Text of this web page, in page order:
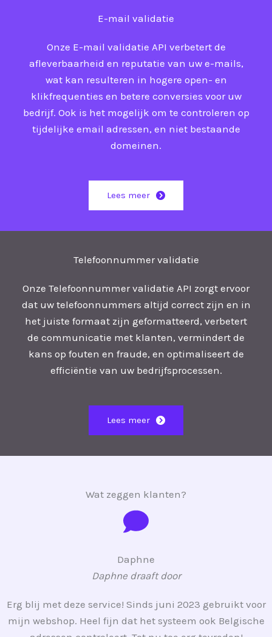
E-mail validatie
Onze E-mail validatie API verbetert de
afleverbaarheid en reputatie van uw e-mails,
wat kan resulteren in hogere open- en
klikfrequenties en betere conversies voor uw
bedrijf. Ook is het mogelijk om te controleren op
tijdelijke email adressen, en niet bestaande
domeinen.
Lees meer
Telefoonnummer validatie
Onze Telefoonnummer validatie API zorgt ervoor
dat uw telefoonnummers altijd correct zijn en in
het juiste formaat zijn geformatteerd, verbetert
de communicatie met klanten, vermindert de
kans op fouten en fraude, en optimaliseert de
efficiëntie van uw bedrijfsprocessen.
Lees meer
Wat zeggen klanten?
Daphne
Daphne draaft door
Erg blij met deze service! Sinds juni 2023 gebruikt voor
mijn webshop. Heel fijn dat het systeem ook Belgische